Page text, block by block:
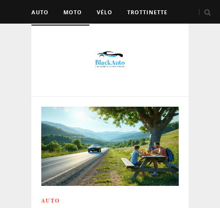
AUTO MOTO VÉLO TROTTINETTE
AUTO